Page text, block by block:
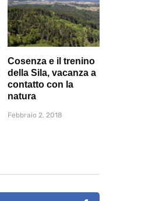
Cosenza e il trenino
della Sila, vacanza a
contatto con la
natura
Febbraio 2, 2018